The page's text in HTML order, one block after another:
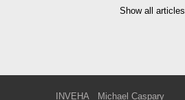
Show all articles
INVEHA Michael Caspary